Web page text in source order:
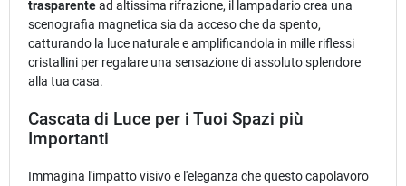
trasparentead altissima rifrazione, il lampadario crea una
scenografia magnetica sia da acceso che da spento,
catturando la luce naturale e amplificandola in mille riflessi
cristallini per regalare una sensazione di assoluto splendore
alla tua casa.
Cascata di Luce per i Tuoi Spazi più
Importanti
Immagina l'impatto visivo e l'eleganza che questo capolavoro